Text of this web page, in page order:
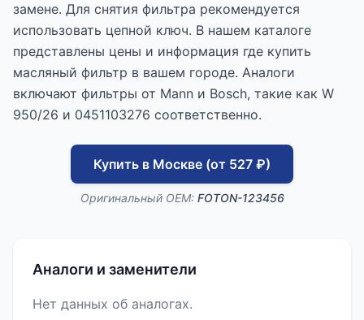
замене. Для снятия фильтра рекомендуется
использовать цепной ключ. В нашем каталоге
представлены цены и информация где купить
масляный фильтр в вашем городе. Аналоги
включают фильтры от Mann и Bosch, такие как W
950/26 и 0451103276 соответственно.
Купить в Москве (от 527 ₽)
Оригинальный OEM: FOTON-123456
Аналоги и заменители
Нет данных об аналогах.